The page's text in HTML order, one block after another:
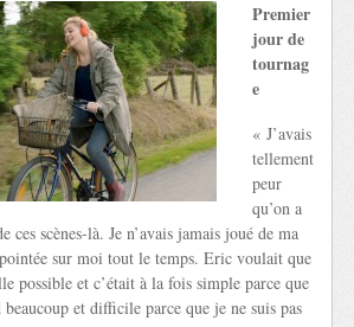
Premier
jour de
tournag
e
« J’avais
tellement
peur
qu’on a
ces scènes-là. Je n’avais jamais joué de ma
sur moi tout le temps. Eric voulait que
possible et c’était à la fois simple parce que
et difficile parce que je ne suis pas